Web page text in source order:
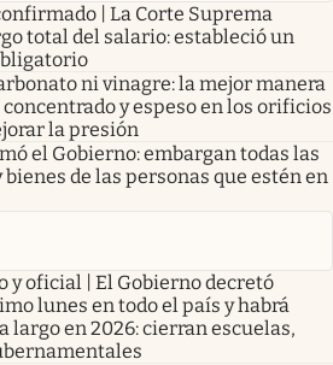
| La Corte Suprema
total del salario: estableció un
ni vinagre: la mejor manera
y espeso en los orificios
la presión
el Gobierno: embargan todas las
de las personas que estén en
y oficial | El Gobierno decretó
lunes en todo el país y habrá
largo en 2026: cierran escuelas,